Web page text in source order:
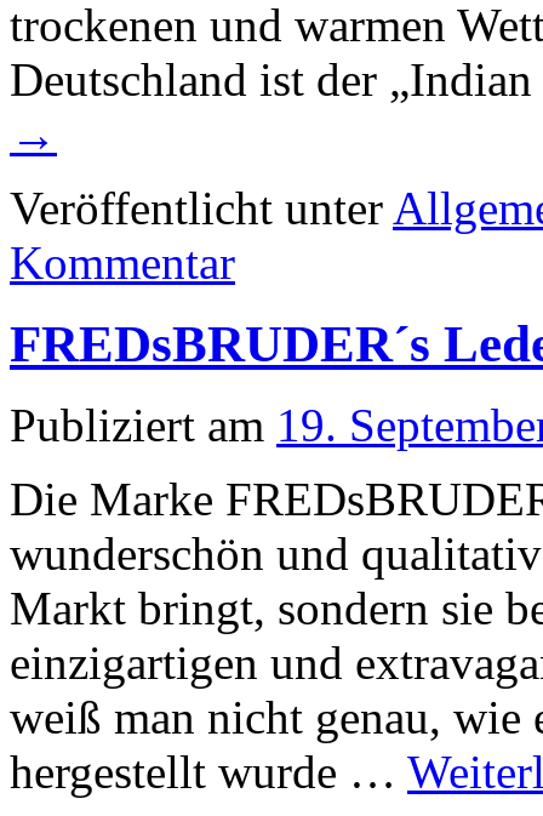
trockenen und warmen
Deutschland ist der
→
Veröffentlicht unter
Kommentar
FREDsBRUDER´s
Publiziert am 19.
Die Marke
wunderschön und
Markt bringt, sondern sie
einzigartigen und
weiß man nicht genau, wie
hergestellt wurde …